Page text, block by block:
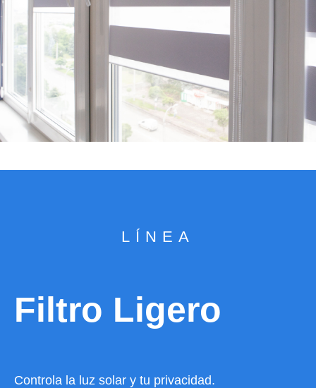
LÍNEA
Filtro Ligero
Controla la luz solar y tu privacidad.